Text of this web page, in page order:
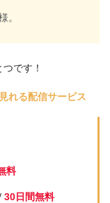
。
です！
れる配信サービス
料
30日間無料